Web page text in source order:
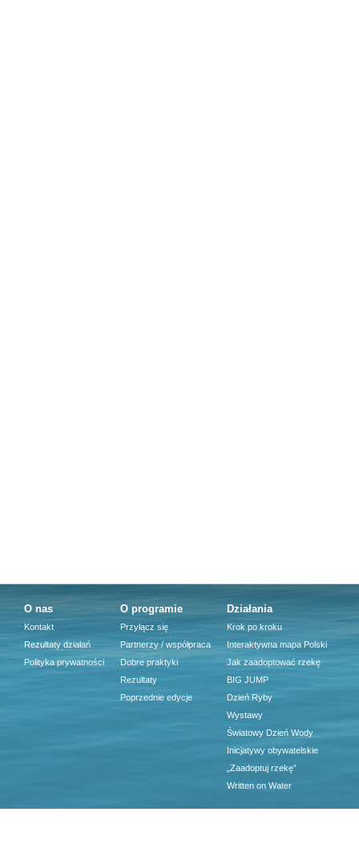
O nas
Kontakt
Rezultaty działań
Polityka prywatności
O programie
Przyłącz się
Partnerzy / współpraca
Dobre praktyki
Rezultaty
Poprzednie edycje
Działania
Krok po kroku
Interaktywna mapa Polski
Jak zaadoptować rzekę
BIG JUMP
Dzień Ryby
Wystawy
Światowy Dzień Wody
Inicjatywy obywatelskie
„Zaadoptuj rzekę”
Written on Water